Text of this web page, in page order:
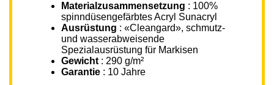
Materialzusammensetzung : 100%
spinndüsengefärbtes Acryl Sunacryl
Ausrüstung : «Cleangard», schmutz-
und wasserabweisende
Spezialausrüstung für Markisen
Gewicht : 290 g/m²
Garantie : 10 Jahre